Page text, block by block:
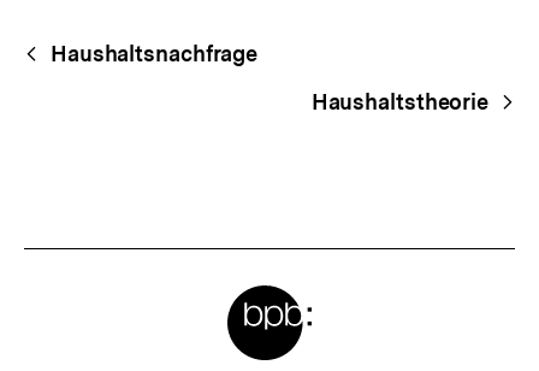
Begriffsnavigation
Content-
Navigation
Haushaltsnachfrage
Haushaltstheorie